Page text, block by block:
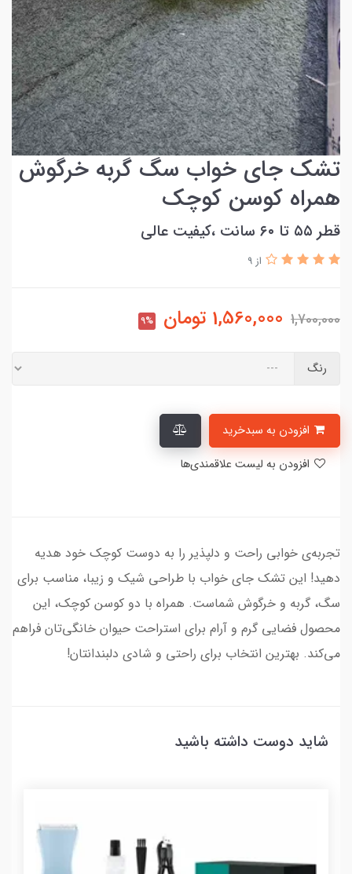
تشک جای خواب سگ گربه خرگوش
همراه کوسن کوچک
قطر ۵۵ تا ۶۰ سانت ،کیفیت عالی
از 9
1,700,000
1,560,000 تومان 9%
رنگ
تجربه‌ی خوابی راحت و دلپذیر را به دوست کوچک خود هدیه
دهید! این تشک جای خواب با طراحی شیک و زیبا، مناسب برای
سگ، گربه و خرگوش شماست. همراه با دو کوسن کوچک، این
محصول فضایی گرم و آرام برای استراحت حیوان خانگی‌تان فراهم
می‌کند. بهترین انتخاب برای راحتی و شادی دلبندانتان!
شاید دوست داشته باشید